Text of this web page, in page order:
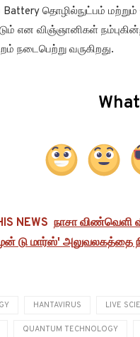
Battery தொழில்நுட்பம்
என விஞ்ஞானிகள்
நடைபெற்று வருகிறது.
NEWS நாசா விண்வெளி
டு மார்ஸ்' அலுவலகத்தை
HANTAVIRUS LIVE
QUANTUM TECHNOLOGY